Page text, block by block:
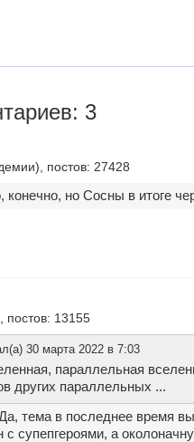
3
постов: 27428
конечно, но Сосны в итоге
13155
30 марта 2022 в 7:03
параллельная
других параллельных ...
тема в последнее время
с супепгероями, а